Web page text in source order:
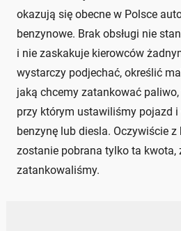
okazują się obecne w Polsce
benzynowe. Brak obsługi nie
i nie zaskakuje kierowców
wystarczy podjechać, określić
jaką chcemy zatankować
przy którym ustawiliśmy pojazd
benzynę lub diesla. Oczywiście
zostanie pobrana tylko ta kwota,
zatankowaliśmy.